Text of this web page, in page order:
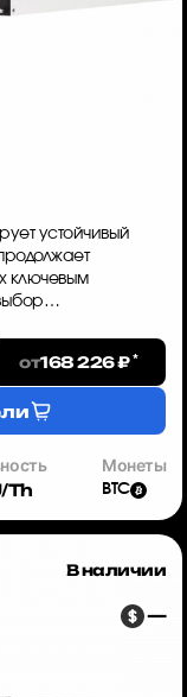
устойчивый
ключевым
— это решение,
от168 226 ₽ *
Th
Монеты
BTC
—
В наличии